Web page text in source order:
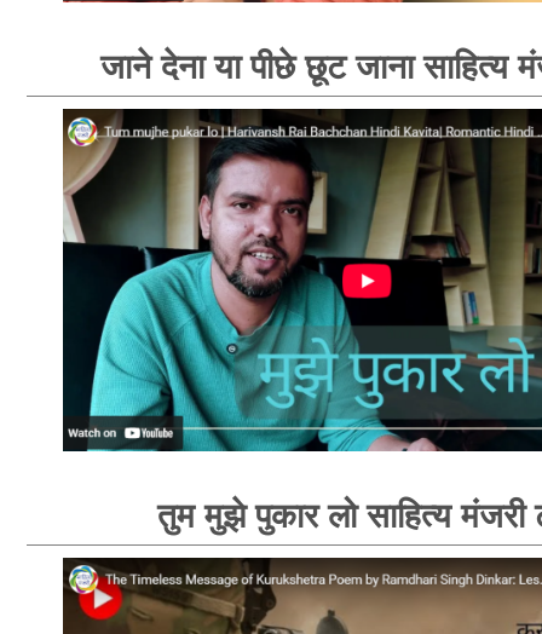
जाने देना या पीछे छूट जाना साहित्य
तुम मुझे पुकार लो साहित्य मंजरी